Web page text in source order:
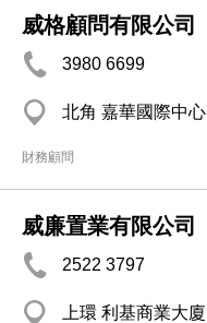
威格顧問有限公司
3980 6699
北角 嘉華國際中心
財務顧問
威廉置業有限公司
2522 3797
上環 利基商業大廈